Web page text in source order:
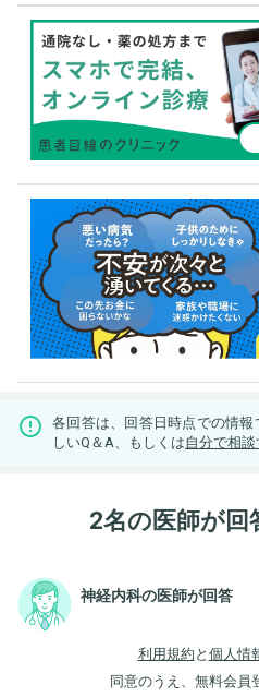
各回答は、回答日時点での情
しいQ＆A、もしくは自分で相談
2名の医師が回
神経内科の医師が回答
利用規約 と 個人情
同意のうえ、無料会員